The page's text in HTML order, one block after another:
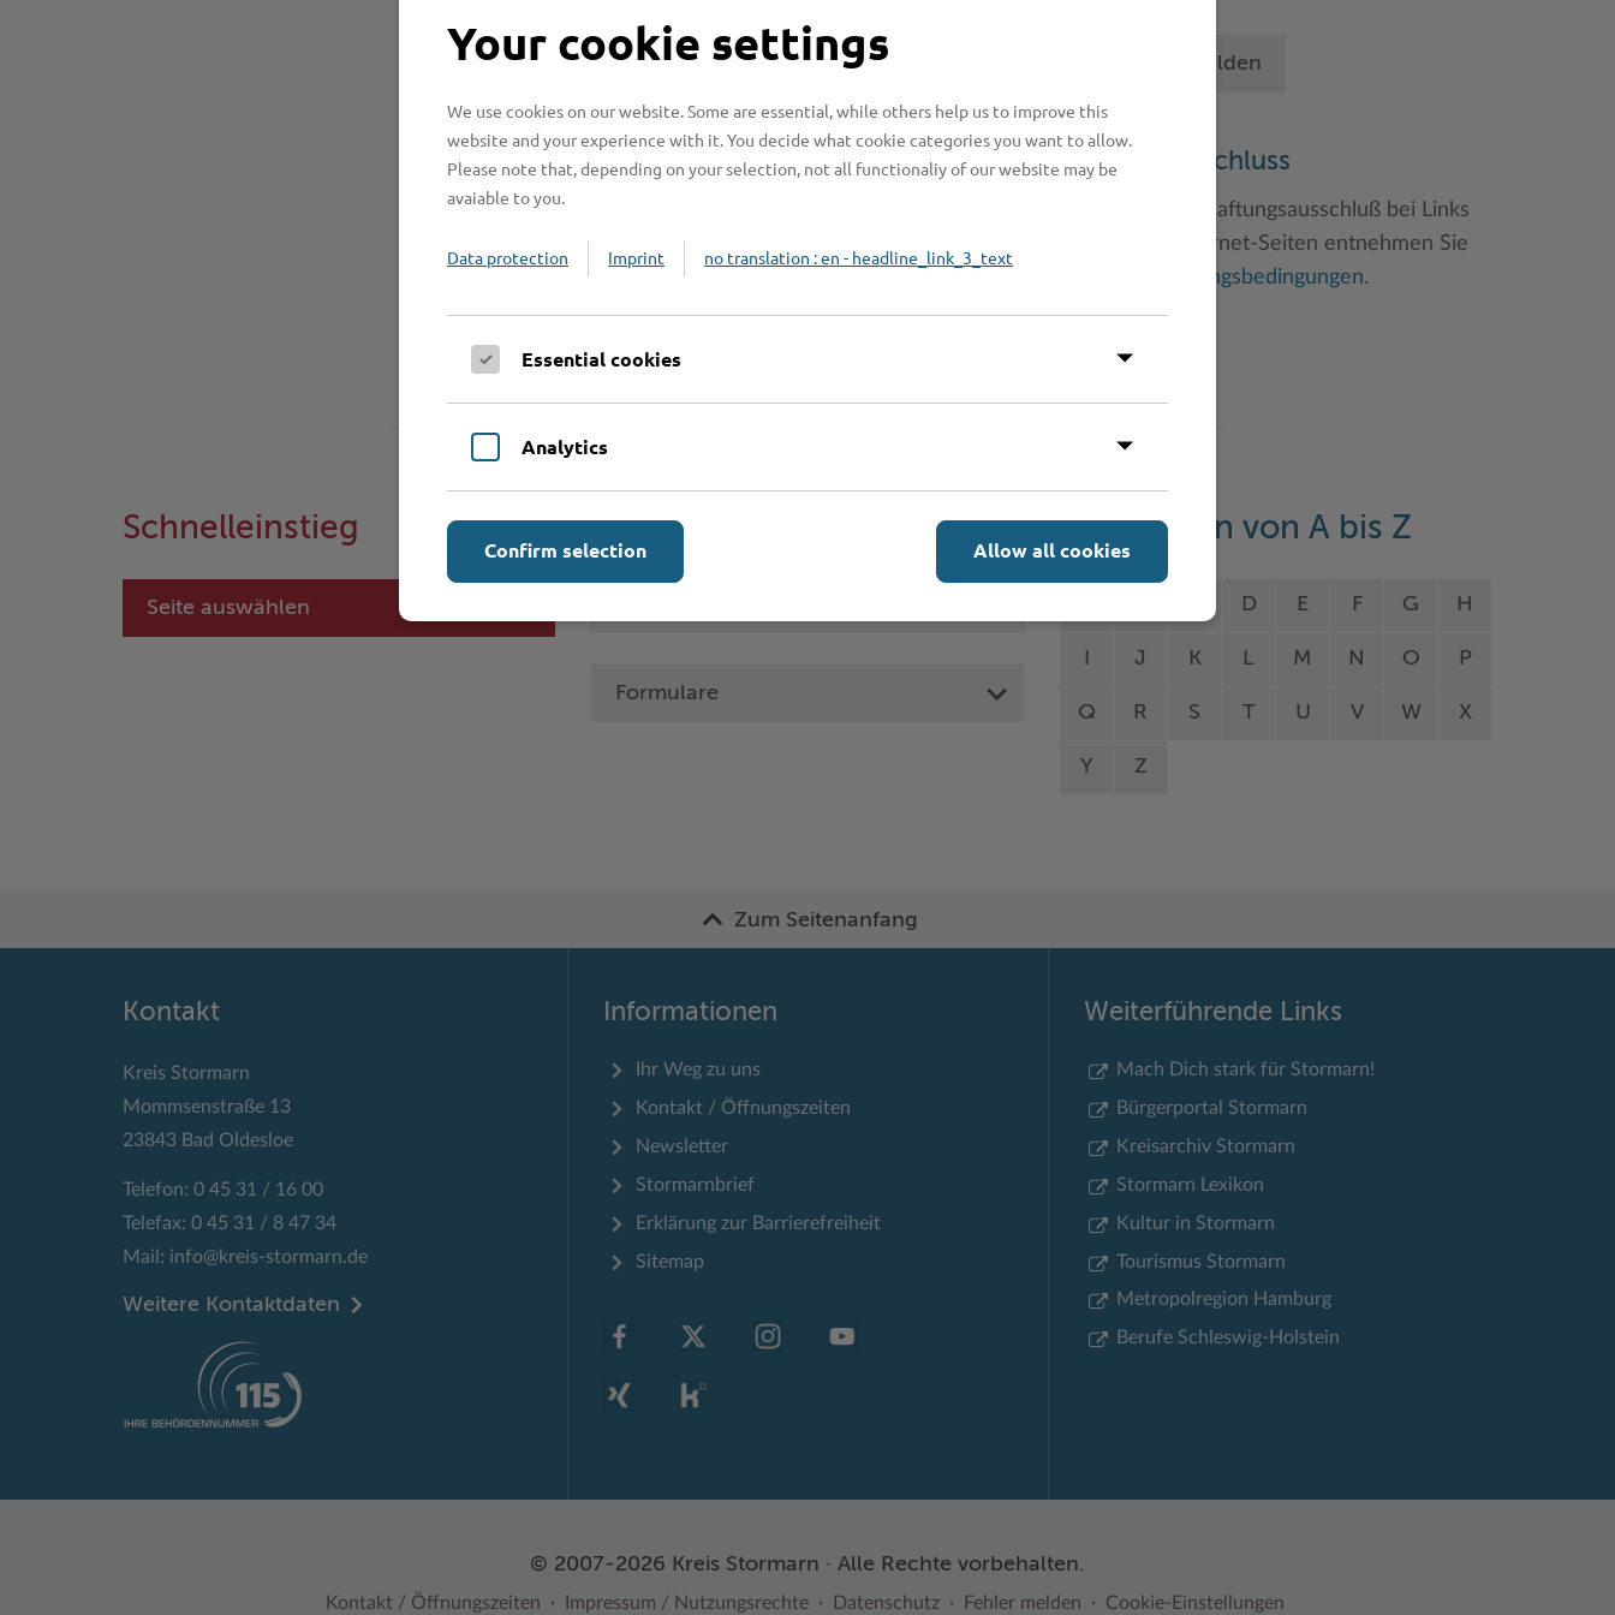
Betrieb anmelden
Haftungsauschluss
Hinweise zum Haftungsausschluß bei Links
zu anderen Internet-Seiten entnehmen Sie
Nutzungsbedingungen.
Schnelleinstieg
Seite auswählen
Online-Services
Formulare
Leistungen von A bis Z
D E F G H
J K L M N O P
Q R S T U V W X
Y Z
Zum Seitenanfang
Kontakt
Kreis Stormarn
Mommsenstraße 13
23843 Bad Oldesloe
Telefon: 0 45 31 / 16 00
Telefax: 0 45 31 / 8 47 34
Mail: info@kreis-stormarn.de
Weitere Kontaktdaten
Informationen
Ihr Weg zu uns
Kontakt / Öffnungszeiten
Newsletter
Stormarnbrief
Erklärung zur Barrierefreiheit
Sitemap
Weiterführende Links
Mach Dich stark für Stormarn!
Bürgerportal Stormarn
Kreisarchiv Stormarn
Stormarn Lexikon
Kultur in Stormarn
Tourismus Stormarn
Metropolregion Hamburg
Berufe Schleswig-Holstein
© 2007-2026 Kreis Stormarn · Alle Rechte vorbehalten.
Kontakt / Öffnungszeiten Impressum / Nutzungsrechte Datenschutz Fehler melden Cookie-Einstellungen
Your cookie settings
We use cookies on our website. Some are essential, while others help us to improve this
website and your experience with it. You decide what cookie categories you want to allow.
Please note that, depending on your selection, not all functionaliy of our website may be
avaiable to you.
Data protection Imprint no translation : en - headline_link_3_text
Essential cookies
Analytics
Allow all cookies
Confirm selection